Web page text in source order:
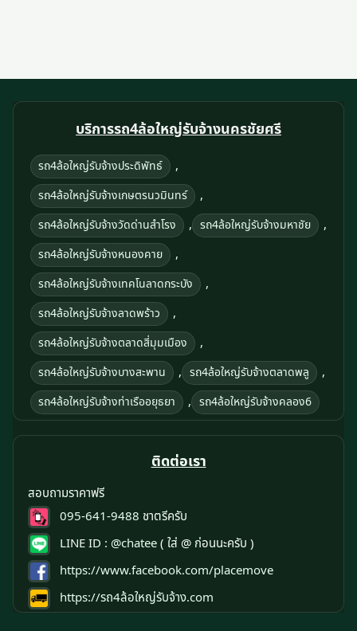
บริการรถ4ล้อใหญ่รับจ้างนครชัยศรี
รถ4ล้อใหญ่รับจ้างประดิพัทธ์ ,
รถ4ล้อใหญ่รับจ้างเกษตรนวมินทร์ ,
รถ4ล้อใหญ่รับจ้างวัดด่านสำโรง , รถ4ล้อใหญ่รับจ้างมหาชัย ,
รถ4ล้อใหญ่รับจ้างหนองคาย ,
รถ4ล้อใหญ่รับจ้างเทคโนลาดกระบัง ,
รถ4ล้อใหญ่รับจ้างลาดพร้าว ,
รถ4ล้อใหญ่รับจ้างตลาดสี่มุมเมือง ,
รถ4ล้อใหญ่รับจ้างบางสะพาน , รถ4ล้อใหญ่รับจ้างตลาดพลู ,
รถ4ล้อใหญ่รับจ้างท่าเรืออยุธยา , รถ4ล้อใหญ่รับจ้างคลอง6
ติดต่อเรา
สอบถามราคาฟรี
095-641-9488 ชาตรีครับ
LINE ID : @chatee( ใส่ @ ก่อนนะครับ )
https://www.facebook.com/placemove
https://รถ4ล้อใหญ่รับจ้าง.com